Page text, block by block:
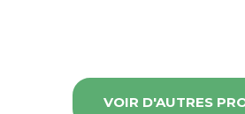
VOIR D'AUTRES